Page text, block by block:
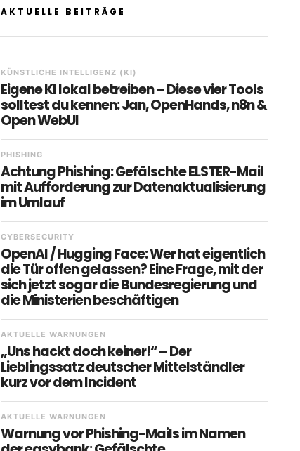
AKTUELLE BEITRÄGE
KÜNSTLICHE INTELLIGENZ (KI)
Eigene KI lokal betreiben – Diese vier Tools
solltest du kennen: Jan, OpenHands, n8n &
Open WebUI
PHISHING
Achtung Phishing: Gefälschte ELSTER-Mail
mit Aufforderung zur Datenaktualisierung
im Umlauf
CYBERSECURITY
OpenAI / Hugging Face: Wer hat eigentlich
die Tür offen gelassen? Eine Frage, mit der
sich jetzt sogar die Bundesregierung und
die Ministerien beschäftigen
AKTUELLE WARNUNGEN
„Uns hackt doch keiner!“ – Der
Lieblingssatz deutscher Mittelständler
kurz vor dem Incident
AKTUELLE WARNUNGEN
Warnung vor Phishing-Mails im Namen